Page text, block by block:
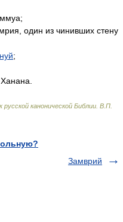
один из чинивших стену
;
канонической Библии В.П.
Замврий